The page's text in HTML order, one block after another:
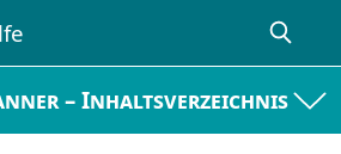
– Inhaltsverzeichnis